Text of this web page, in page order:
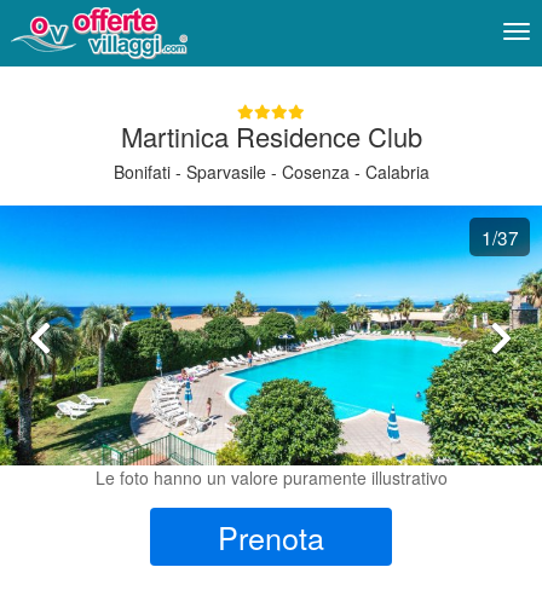
Martinica Residence Club
Bonifati - Sparvasile - Cosenza - Calabria
1/37
Le foto hanno un valore puramente illustrativo
Prenota